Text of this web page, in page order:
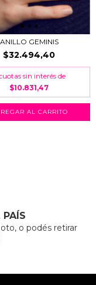
ANILLO GEMINIS
$32.494,40
sin interés de
$10.831,47
PAÍS
o podés retirar